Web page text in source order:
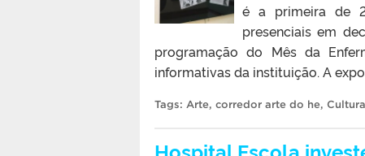
é a primeira de
presenciais em
programação do Mês da
informativas da instituição. A
Tags: Arte, corredor arte do he, Cultura
Hospital Escola